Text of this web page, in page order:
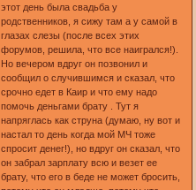
этот день была свадьба у
родственников, я сижу там а у самой в
глазах слезы (после всех этих
форумов, решила, что все наигрался!).
Но вечером вдруг он позвонил и
сообщил о случившимся и сказал, что
срочно едет в Каир и что ему надо
помочь деньгами брату . Тут я
напряглась как струна (думаю, ну вот и
настал то день когда мой МЧ тоже
спросит денег!), но вдруг он сказал, что
он забрал зарплату всю и везет ее
брату, что его в беде не может бросить,